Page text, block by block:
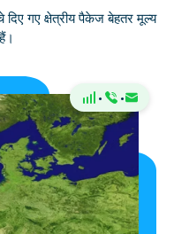
दिए गए क्षेत्रीय पैकेज बेहतर मूल्य
· ·